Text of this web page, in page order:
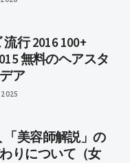
行 2016 100+
無料のヘアスタ
ア
「美容師解説」の
りについて（女